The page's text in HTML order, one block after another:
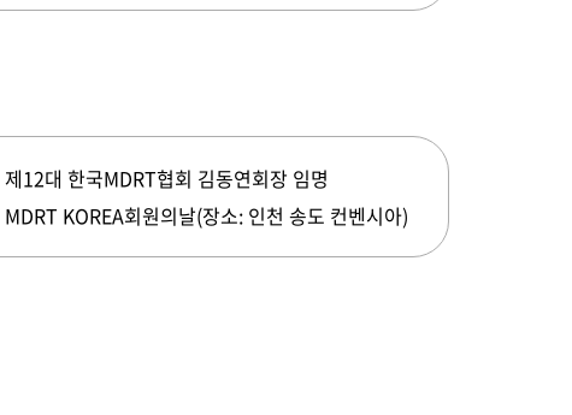
제12대 한국MDRT협회 김동연회장 임명
MDRT KOREA회원의날(장소: 인천 송도 컨벤시아)